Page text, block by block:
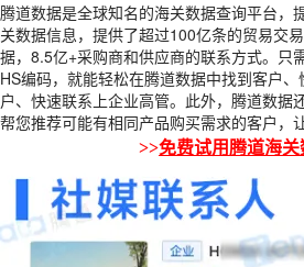
腾道数据是全球知名的海关数据查询平台，
关数据信息，提供了超过100亿条的贸易交
据，8.5亿+采购商和供应商的联系方式。只
HS编码，就能轻松在腾道数据中找到客户
户、快速联系上企业高管。此外，腾道数据
帮您推荐可能有相同产品购买需求的客户，
>>免费试用腾道海关